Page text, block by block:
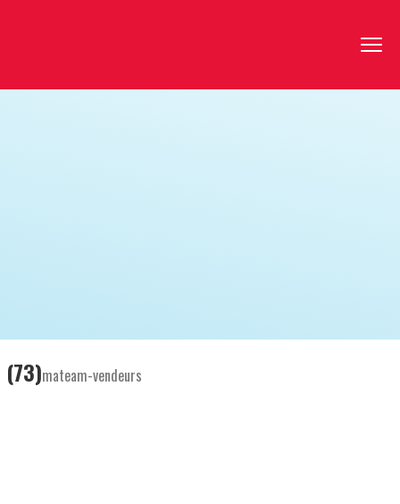
mateam-vendeurs